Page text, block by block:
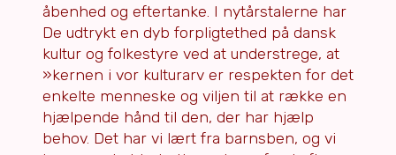
åbenhed og eftertanke. I nytårstalerne har
De udtrykt en dyb forpligtethed på dansk
kultur og folkestyre ved at understrege, at
»kernen i vor kulturarv er respekten for det
enkelte menneske og viljen til at række en
hjælpende hånd til den, der har hjælp
behov. Det har vi lært fra barnsben, og vi